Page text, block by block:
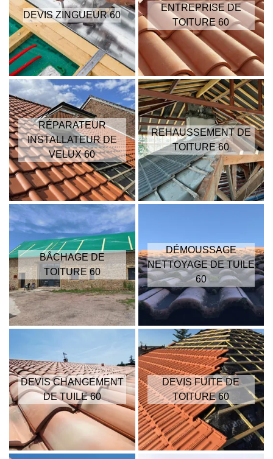
DEVIS ZINGUEUR 60
ENTREPRISE DE
TOITURE 60
RÉPARATEUR
INSTALLATEUR DE
VELUX 60
REHAUSSEMENT DE
TOITURE 60
BÂCHAGE DE
TOITURE 60
DÉMOUSSAGE
NETTOYAGE DE TUILE
60
DEVIS CHANGEMENT
DE TUILE 60
DEVIS FUITE DE
TOITURE 60